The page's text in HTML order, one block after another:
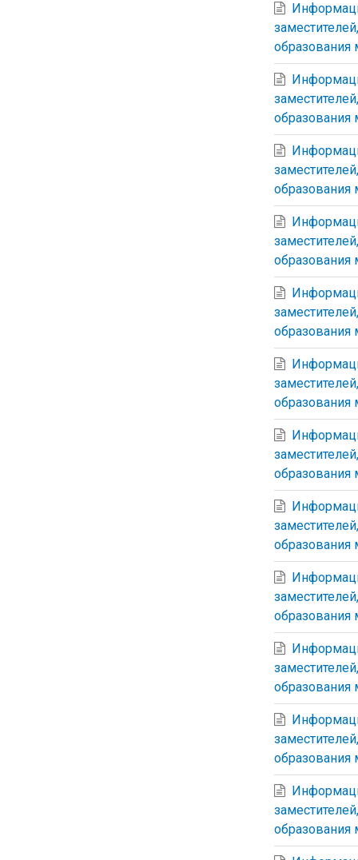
образования
образования
образования
образования
образования
образования
образования
образования
образования
образования
образования
образования